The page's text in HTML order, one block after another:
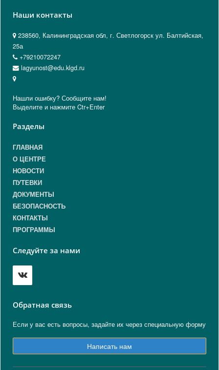
Наши контакты
238560, Калининградская обл, г. Светлогорск ул. Балтийская,
25а
+79210072247
lagyunost@edu.klgd.ru
Нашли ошибку? Сообщите нам!
Выделите и нажмите Ctr+Enter
Разделы
ГЛАВНАЯ
О ЦЕНТРЕ
НОВОСТИ
ПУТЕВКИ
ДОКУМЕНТЫ
БЕЗОПАСНОСТЬ
КОНТАКТЫ
ПРОГРАММЫ
Следуйте за нами
Обратная связь
Если у вас есть вопросы, задайте их через специальную форму
Написать нам